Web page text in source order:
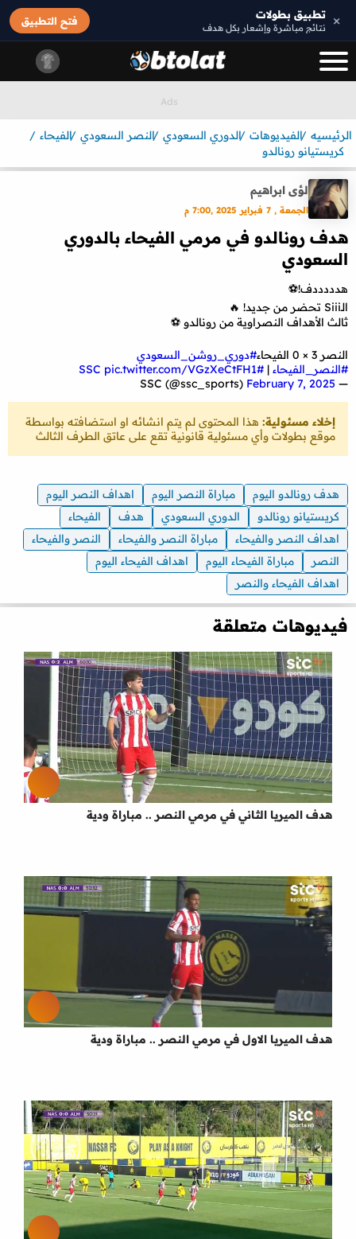
× تطبيق بطولات
نتائج مباشرة وإشعار بكل هدف
فتح التطبيق
الرئيسيه الفيديوهات الدوري السعودي النصر السعودي الفيحاء
كريستيانو رونالدو
لؤى ابراهيم
الجمعة , 7 فبراير 2025 ,7:00 م
هدف رونالدو في مرمي الفيحاء بالدوري
السعودي
هدددددف!⚽️
الـSiii تحضر من جديد! 🔥
ثالث الأهداف النصراوية من رونالدو ⚽️
النصر 3 × 0 الفيحاء
#دوري_روشن_السعودي
#النصر_الفيحاء |
#SSC
pic.twitter.com/VGzXeCtFH1
— SSC (@ssc_sports)
February 7, 2025
إخلاء مسئولية: هذا المحتوى لم يتم انشائه او استضافته بواسطة
موقع بطولات وأي مسئولية قانونية تقع على عاتق الطرف الثالث
هدف رونالدو اليوم مباراة النصر اليوم
اهداف النصر اليوم
كريستيانو رونالدو
الدوري السعودي هدف
الفيحاء
اهداف النصر والفيحاء
مباراة النصر والفيحاء
النصر والفيحاء
النصر
مباراة الفيحاء اليوم
اهداف الفيحاء اليوم
اهداف الفيحاء والنصر
فيديوهات متعلقة
هدف الميريا الثاني في مرمي النصر .. مباراة ودية
هدف الميريا الاول في مرمي النصر .. مباراة ودية